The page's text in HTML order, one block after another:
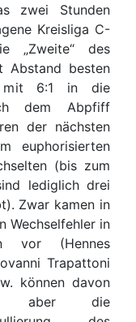
zwei Stunden
Kreisliga C-
„Zweite“ des
Abstand besten
mit 6:1 in die
dem Abpfiff
der nächsten
euphorisierten
(bis zum
lediglich drei
Zwar kamen in
Wechselfehler in
vor (Hennes
Trapattoni
können davon
aber die